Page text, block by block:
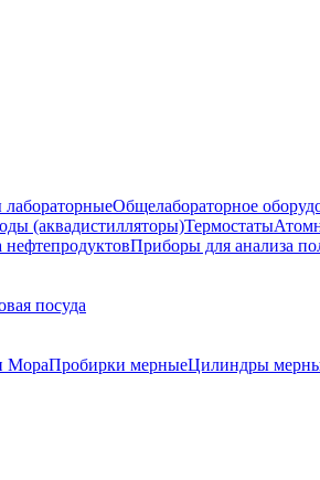
лабораторныеОбщелабораторное
(аквадистилляторы)Термостаты
нефтепродуктовПриборы для анализа
посуда
МораПробирки мерныеЦилиндры